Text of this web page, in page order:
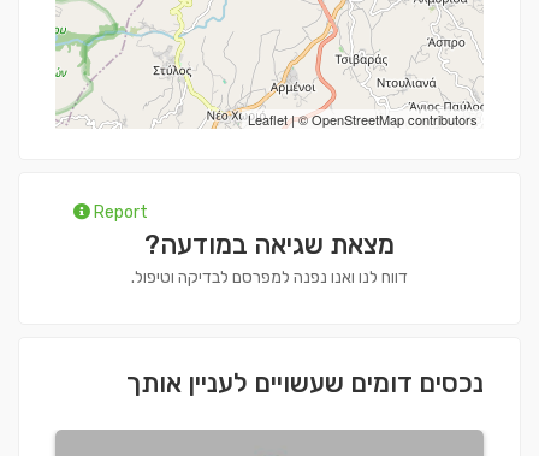
Leaflet| ©OpenStreetMapcontributors
Report
מצאת שגיאה במודעה?
דווח לנו ואנו נפנה למפרסם לבדיקה וטיפול.
נכסים דומים שעשויים לעניין אותך